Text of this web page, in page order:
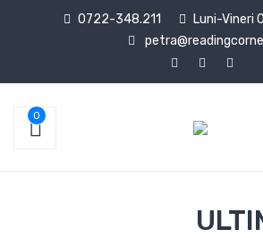
0722-348.211
Luni-Vineri
0